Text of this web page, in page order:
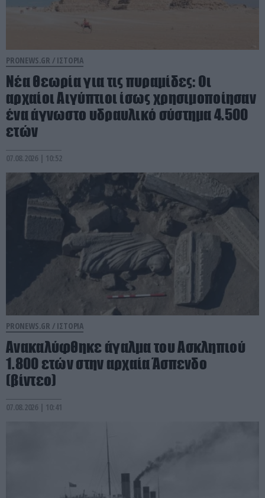
PRONEWS.GR / ΙΣΤΟΡΙΑ
Νέα θεωρία για τις πυραμίδες: Οι
αρχαίοι Αιγύπτιοι ίσως χρησιμοποίησαν
ένα άγνωστο υδραυλικό σύστημα 4.500
ετών
07.08.2026 | 10:52
PRONEWS.GR / ΙΣΤΟΡΙΑ
Ανακαλύφθηκε άγαλμα του Ασκληπιού
1.800 ετών στην αρχαία Άσπενδο
(βίντεο)
07.08.2026 | 10:41